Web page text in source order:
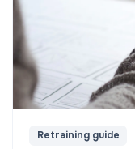
Retraining guide